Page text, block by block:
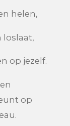
helen,
loslaat,
op jezelf.
op